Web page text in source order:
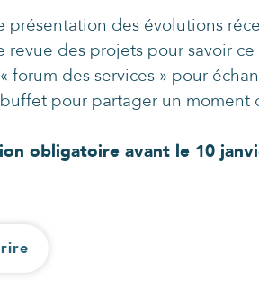
présentation des évolutions
revue des projets pour savoir
forum des services » pour
pour partager un moment
obligatoire avant le 10